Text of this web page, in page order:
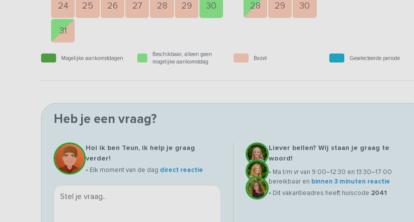
24 25 26 27 28 29 30
31
28 29 30
Mogelijke aankomstdagen
Beschikbaar, alleen geen
mogelijke aankomstdag
Bezet Geselecteerde periode
Heb je een vraag?
Hoi ik ben Teun, ik help je graag
verder!
• Elk moment van de dag direct reactie
Liever bellen? Wij staan je graag te
woord!
• Ma t/m vr van 9:00–12:30 en 13:30–17:00
bereikbaar en binnen 3 minuten reactie
• Dit vakantieadres heeft huiscode 2041